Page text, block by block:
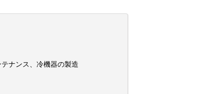
ナンス、冷機器の製造